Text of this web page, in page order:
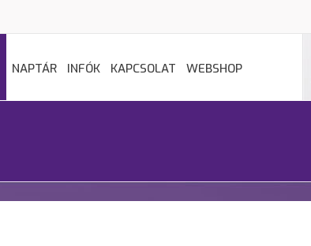
NAPTÁR INFÓK KAPCSOLAT WEBSHOP